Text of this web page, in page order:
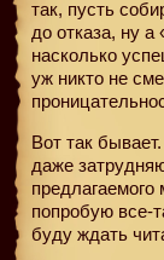
так, пусть
до отказа, ну а
насколько
уж никто не
Вот так
даже
попробую все-
буду ждать